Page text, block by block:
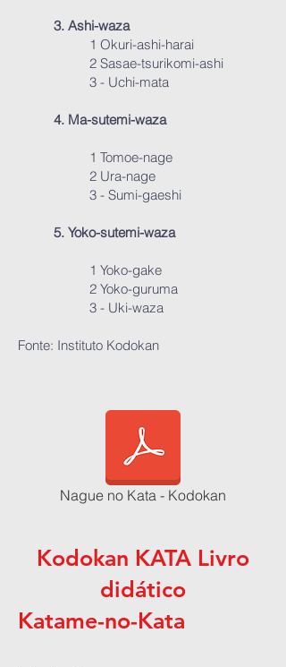
3. Ashi-waza
1 Okuri-ashi-harai
2 Sasae-tsurikomi-ashi
3 - Uchi-mata
4. Ma-sutemi-waza
1 Tomoe-nage
2 Ura-nage
3 - Sumi-gaeshi
5. Yoko-sutemi-waza
1 Yoko-gake
2 Yoko-guruma
3 - Uki-waza
Fonte: Instituto Kodokan
Nague no Kata - Kodokan
Kodokan KATA Livro
didático
Katame-no-Kata